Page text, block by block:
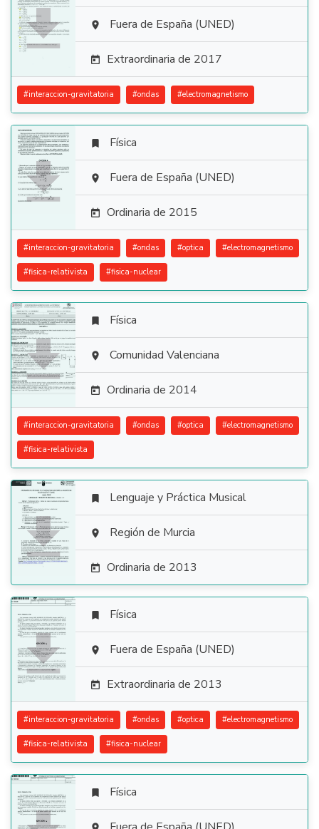
  Fuera de España (UNED)
 Extraordinaria de 2017
#interaccion-gravitatoria #ondas #electromagnetismo

 Física
 Fuera de España (UNED)
 Ordinaria de 2015
#interaccion-gravitatoria #ondas #optica #electromagnetismo
#fisica-relativista #fisica-nuclear

 Física
 Comunidad Valenciana
 Ordinaria de 2014
#interaccion-gravitatoria #ondas #optica #electromagnetismo
#fisica-relativista

 Lenguaje y Práctica Musical
 Región de Murcia
 Ordinaria de 2013

 Física
 Fuera de España (UNED)
 Extraordinaria de 2013
#interaccion-gravitatoria #ondas #optica #electromagnetismo
#fisica-relativista #fisica-nuclear
 Física